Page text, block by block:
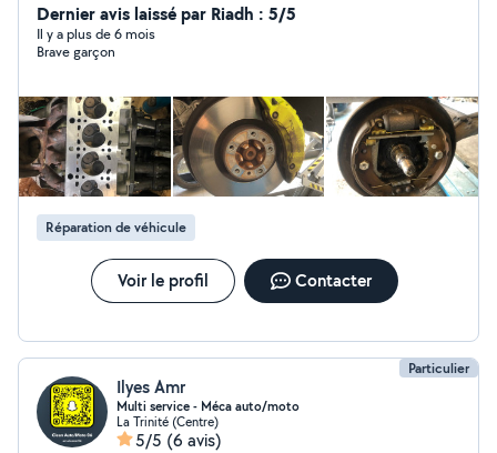
Dernier avis laissé par Riadh : 5/5
Il y a plus de 6 mois
Brave garçon
Réparation de véhicule
Voir le profil Contacter
Particulier
Ilyes Amr
Multi service - Méca auto/moto
La Trinité (Centre)
5/5 (6 avis)